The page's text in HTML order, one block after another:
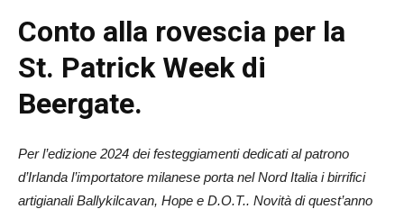
Conto alla rovescia per la
St. Patrick Week di
Beergate.
Per l’edizione 2024 dei festeggiamenti dedicati al patrono
d’Irlanda l’importatore milanese porta nel Nord Italia i birrifici
artigianali Ballykilcavan, Hope e D.O.T.. Novità di quest’anno